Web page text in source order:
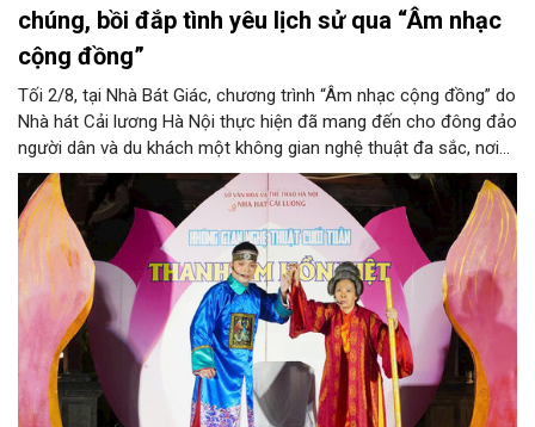
chúng, bồi đắp tình yêu lịch sử qua “Âm nhạc
cộng đồng”
Tối 2/8, tại Nhà Bát Giác, chương trình “Âm nhạc cộng đồng” do
Nhà hát Cải lương Hà Nội thực hiện đã mang đến cho đông đảo
người dân và du khách một không gian nghệ thuật đa sắc, nơi
những làn điệu cải lương, ca cổ, tân cổ và các tiết mục múa
hòa quyện trong không gian của phố đi bộ hồ Hoàn Kiếm. Đặc
biệt, chương trình có sự giao lưu của các nghệ sĩ đến từ
phương Nam, góp phần tạo nên cuộc gặp gỡ nghệ thuật giàu
cảm xúc.